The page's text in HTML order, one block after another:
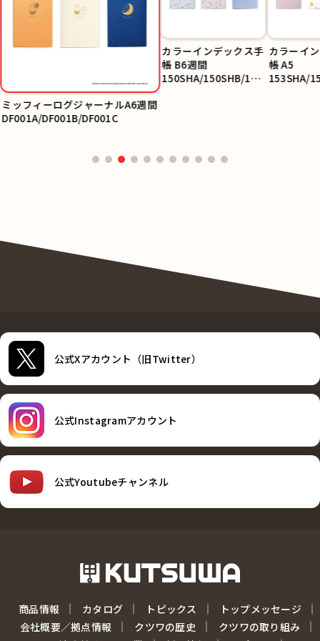
ミッフィーログジャーナルA6週間
DF001A/DF001B/DF001C
カラーインデックス手
帳 B6週間
150SHA/150SHB/150
カラーイ
帳 A5
153SHA/
公式Xアカウント（旧Twitter）
公式Instagramアカウント
公式Youtubeチャンネル
商品情報 カタログ トピックス
トップメッセージ
会社概要／拠点情報
クツワの歴史
クツワの取り組み